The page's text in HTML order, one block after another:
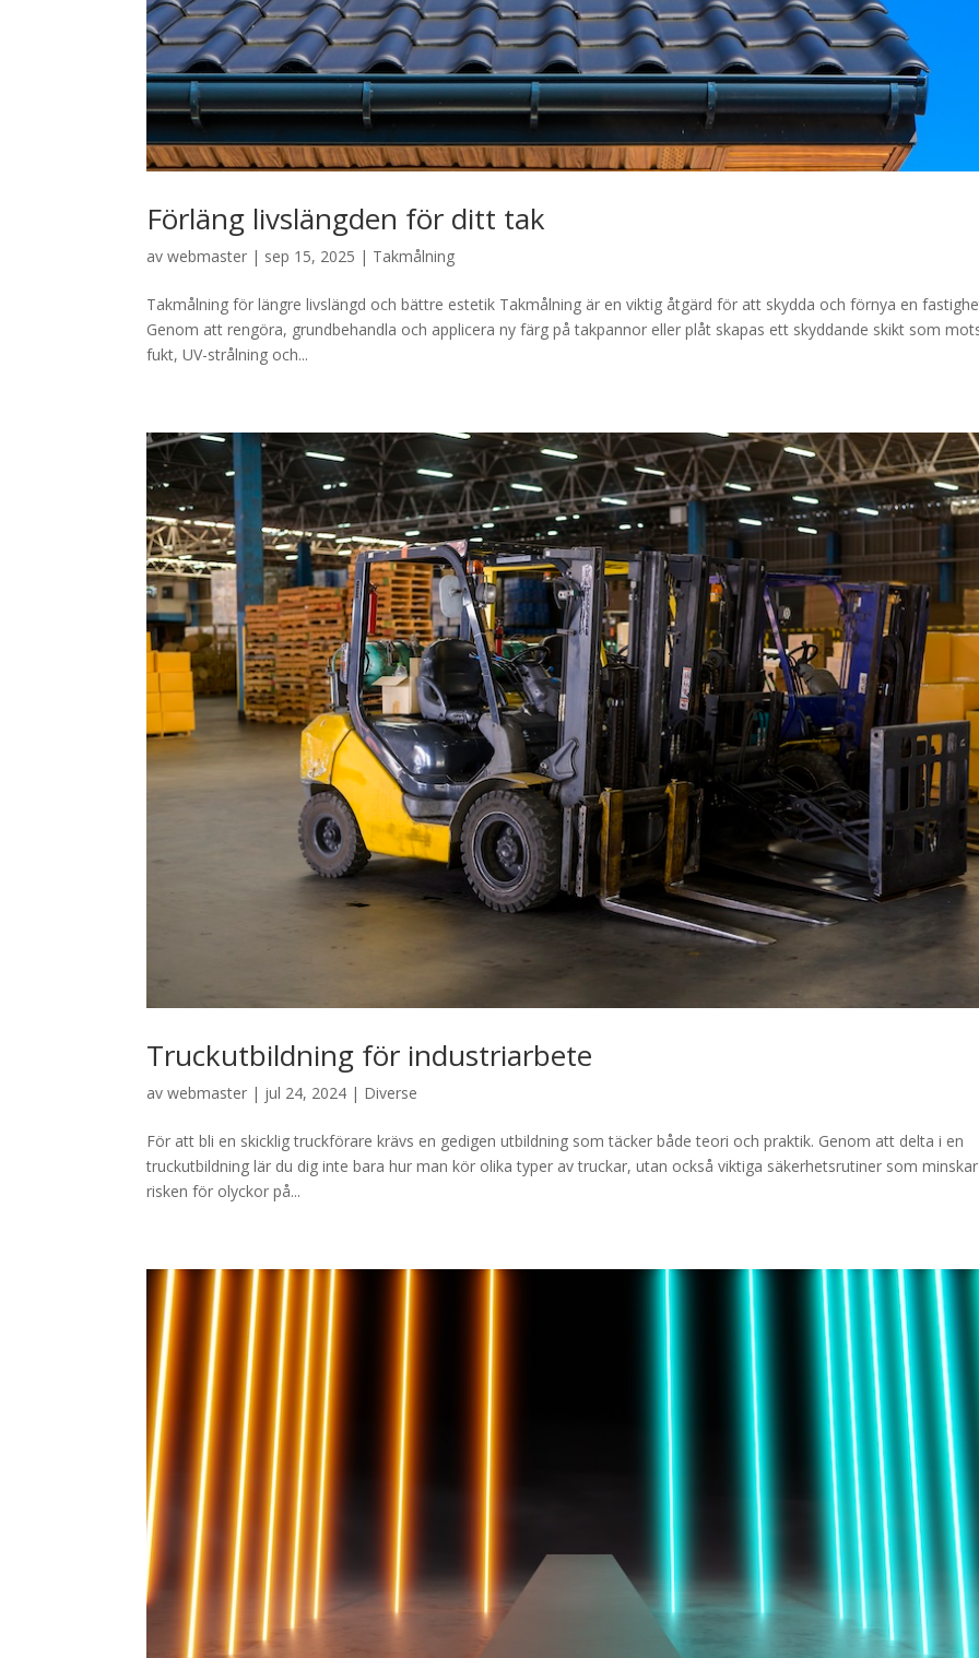
Förläng livslängden för ditt tak
avwebmaster | sep 15, 2025 | Takmålning
Takmålning för längre livslängd och bättre estetik Takmålning är en viktig åtgärd för att skydda och förnya en
Genom att rengöra, grundbehandla och applicera ny färg på takpannor eller plåt skapas ett skyddande skikt som
fukt, UV-strålning och...
Truckutbildning för industriarbete
avwebmaster | jul 24, 2024 | Diverse
För att bli en skicklig truckförare krävs en gedigen utbildning som täcker både teori och praktik. Genom att delta i en
truckutbildning lär du dig inte bara hur man kör olika typer av truckar, utan också viktiga säkerhetsrutiner som minskar
risken för olyckor på...